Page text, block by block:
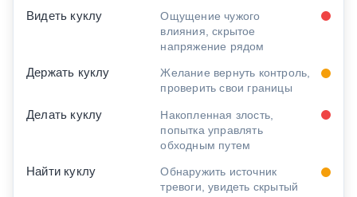
Видеть куклу
Ощущение чужого
влияния, скрытое
напряжение рядом
Держать куклу
Желание вернуть контроль,
проверить свои границы
Делать куклу
Накопленная злость,
попытка управлять
обходным путем
Найти куклу
Обнаружить источник
тревоги, увидеть скрытый